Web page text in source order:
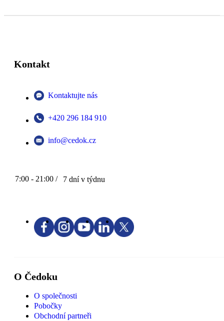
Kontakt
Kontaktujte nás
+420 296 184 910
info@cedok.cz
7:00 - 21:00 / 7 dní v týdnu
O Čedoku
O společnosti
Pobočky
Obchodní partneři